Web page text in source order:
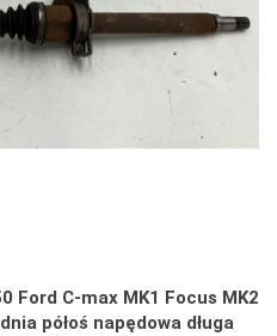
Ford C-max MK1 Focus MK2
półoś napędowa długa